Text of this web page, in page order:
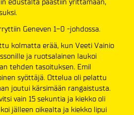
edustalta päästiin yrittämään,
Geneven 1-0 -johdossa.
kolmatta erää, kun Veeti Vainio
ja ruotsalainen laukoi
tehden tasoituksen. Emil
syöttäjä. Ottelua oli pelattu
joutui kärsimään rangaistusta.
vain 15 sekuntia ja kiekko oli
jälleen oikealta ja kiekko lipui